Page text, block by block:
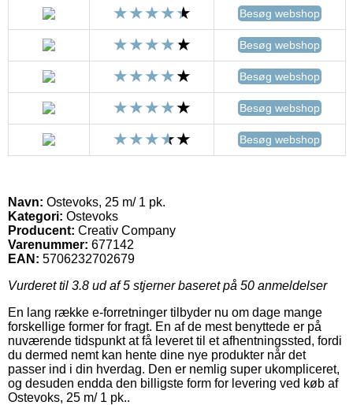
Besøg webshop
Besøg webshop
Besøg webshop
Besøg webshop
Besøg webshop
Navn: Ostevoks, 25 m/ 1 pk.
Kategori: Ostevoks
Producent: Creativ Company
Varenummer: 677142
EAN: 5706232702679
Vurderet til 3.8 ud af 5 stjerner baseret på 50 anmeldelser
En lang række e-forretninger tilbyder nu om dage mange
forskellige former for fragt. En af de mest benyttede er på
nuværende tidspunkt at få leveret til et afhentningssted, fordi
du dermed nemt kan hente dine nye produkter når det
passer ind i din hverdag. Den er nemlig super ukompliceret,
og desuden endda den billigste form for levering ved køb af
Ostevoks, 25 m/ 1 pk..